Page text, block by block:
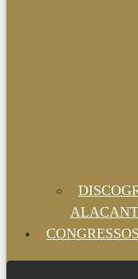
ALACANT
CONGRESSOS